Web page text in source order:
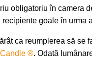
obligatoriu în camera
recipiente goale în urma
ca reumplerea să se
®. Odată